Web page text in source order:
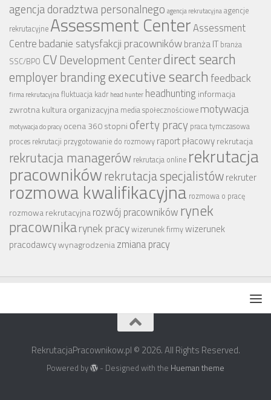
agencja doradztwa personalnego agencja rekrutacyjnaagencje
rekrutacyjne Assessment CenterAssessment
Centre badanie satysfakcji pracownikówbranża IT branża
SSC/BPO CV Development Centerdirect search
employer brandingexecutive searchfeedback
firma rekrutacyjnafluktuacja kadr head hunter headhunting informacja
zwrotnakultura organizacyjna media społecznościowe motywacja
motywacja do pracy ocena 360 stopni oferty pracy praca tymczasowa
proces rekrutacji przygotowanie do rozmowy raport płacowyrekrutacja
rekrutacja managerów rekrutacja online rekrutacja
pracownikówrekrutacja specjalistówrekruter
rozmowa kwalifikacyjna rozmowa o pracę
rozmowa rekrutacyjnarozwój pracowników rynek
pracownikarynek pracywizerunek firmywizerunek
pracodawcywynagrodzeniazmiana pracy
RekrutacjaPracownikow.pl © 2026. All Rights Reserved.
Powered by - Designed with the Hueman theme